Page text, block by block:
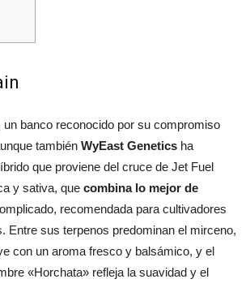
un banco reconocido por su compromiso
también WyEast Genetics ha
que proviene del cruce de Jet Fuel
y sativa, que combina lo mejor de
recomendada para cultivadores
Entre sus terpenos predominan el mirceno,
con un aroma fresco y balsámico, y el
«Horchata» refleja la suavidad y el